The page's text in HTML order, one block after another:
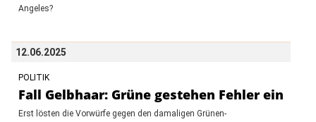
Angeles?
12.06.2025
POLITIK
Fall Gelbhaar: Grüne gestehen Fehler ein
Erst lösten die Vorwürfe gegen den damaligen Grünen-